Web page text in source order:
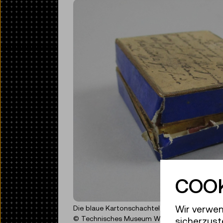
Die blaue Kartonschachtel wies starke
© Technisches Museum Wien
Wir